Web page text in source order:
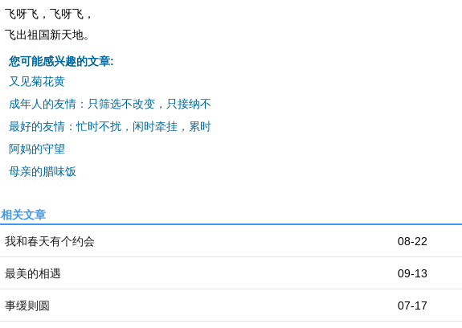
飞呀飞，飞呀飞，
飞出祖国新天地。
您可能感兴趣的文章:
又见菊花黄
成年人的友情：只筛选不改变，只接纳不
最好的友情：忙时不扰，闲时牵挂，累时
阿妈的守望
母亲的腊味饭
相关文章
08-22
我和春天有个约会
09-13
最美的相遇
07-17
事缓则圆